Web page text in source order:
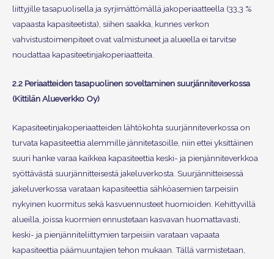
liittyjille tasapuolisella ja syrjimättömällä jakoperiaatteella (33,3 %
vapaasta kapasiteetista), siihen saakka, kunnes verkon
vahvistustoimenpiteet ovat valmistuneet ja alueella ei tarvitse
noudattaa kapasiteetinjakoperiaatteita.
2.2 Periaatteiden tasapuolinen soveltaminen suurjänniteverkossa
(Kittilän Alueverkko Oy)
Kapasiteetinjakoperiaatteiden lähtökohta suurjänniteverkossa on
turvata kapasiteettia alemmille jännitetasoille, niin ettei yksittäinen
suuri hanke varaa kaikkea kapasiteettia keski- ja pienjänniteverkkoa
syöttävästä suurjännitteisestä jakeluverkosta. Suurjännitteisessä
jakeluverkossa varataan kapasiteettia sähköasemien tarpeisiin
nykyinen kuormitus sekä kasvuennusteet huomioiden. Kehittyvillä
alueilla, joissa kuormien ennustetaan kasvavan huomattavasti,
keski- ja pienjänniteliittymien tarpeisiin varataan vapaata
kapasiteettia päämuuntajien tehon mukaan. Tällä varmistetaan,